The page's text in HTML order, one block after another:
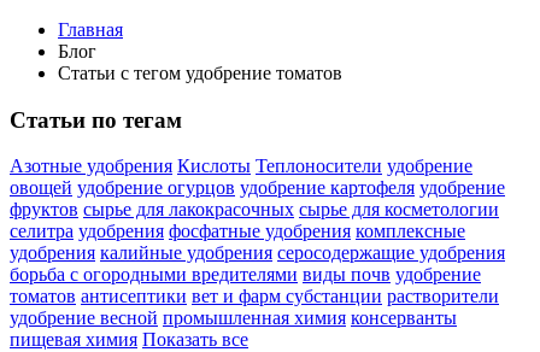
Главная
Блог
Статьи с тегом удобрение томатов
Статьи по тегам
Азотные удобрения Кислоты Теплоносители удобрение
овощей удобрение огурцов удобрение картофеля удобрение
фруктов сырье для лакокрасочных сырье для косметологии
селитра удобрения фосфатные удобрения комплексные
удобрения калийные удобрения серосодержащие удобрения
борьба с огородными вредителями виды почв удобрение
томатов антисептики вет и фарм субстанции растворители
удобрение весной промышленная химия консерванты
пищевая химия Показать все